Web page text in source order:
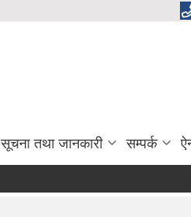
सूचना तथा जानकारी सम्पर्क